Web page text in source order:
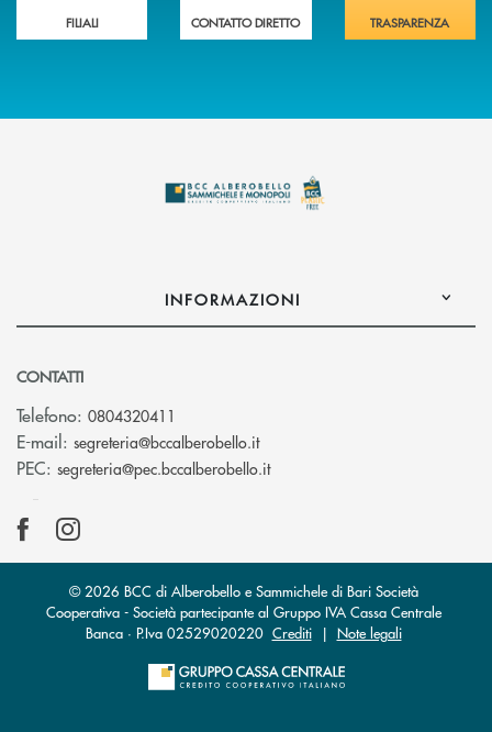
FILIALI CONTATTO DIRETTO TRASPARENZA
INFORMAZIONI
CONTATTI
Telefono: 0804320411
E-mail: segreteria@bccalberobello.it(si apre l’app di posta
PEC: segreteria@pec.bccalberobello.it(si apre l’app di posta
© 2026 BCC di Alberobello e Sammichele di Bari Società
Cooperativa - Società partecipante al Gruppo IVA Cassa Centrale
Banca · P.Iva 02529020220 Crediti| Note legali